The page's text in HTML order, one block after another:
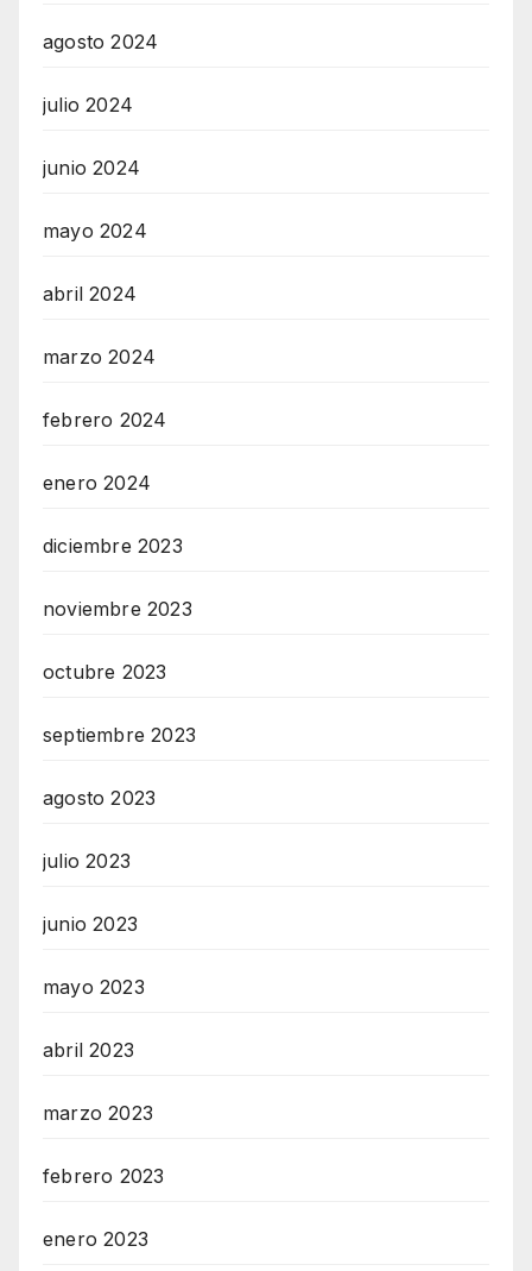
agosto 2024
julio 2024
junio 2024
mayo 2024
abril 2024
marzo 2024
febrero 2024
enero 2024
diciembre 2023
noviembre 2023
octubre 2023
septiembre 2023
agosto 2023
julio 2023
junio 2023
mayo 2023
abril 2023
marzo 2023
febrero 2023
enero 2023